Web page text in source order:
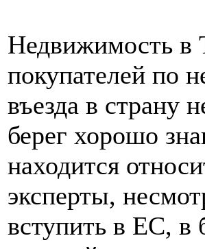
Недвижимость в
покупателей по
въезда в страну
берег хорошо
находится
эксперты,
вступить в ЕС, в